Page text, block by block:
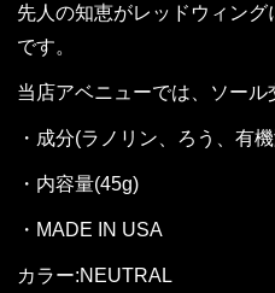
先人の知恵がレッドウィン
です。
当店アベニューでは、ソール
・成分(ラノリン、ろう、有
・内容量(45g)
・MADE IN USA
カラー:NEUTRAL